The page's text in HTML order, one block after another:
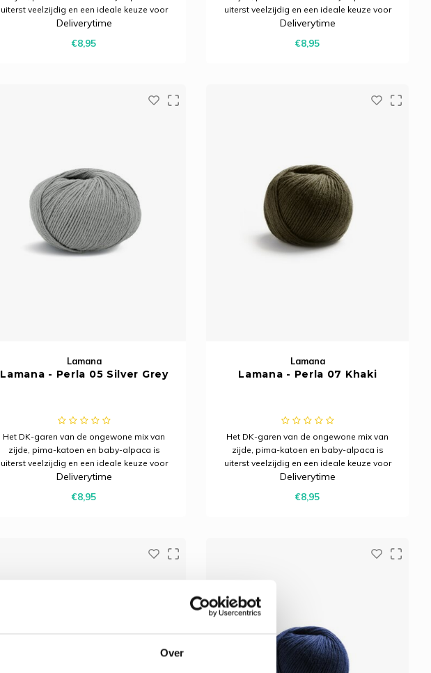
Over
uiterst veelzijdig en een ideale keuze voor
het hele jaar. Het wordt gekenmerkt door
uitstraling met een lichte glans.
Deliverytime
€8,95
uiterst veelzijdig en een ideale keuze voor
het hele jaar. Het wordt gekenmerkt door
uitstraling met een lichte glans.
Deliverytime
€8,95
Lamana
Lamana - Perla 05 Silver Grey
Het DK-garen van de ongewone mix van
zijde, pima-katoen en baby-alpaca is
uiterst veelzijdig en een ideale keuze voor
het hele jaar. Het wordt gekenmerkt door
uitstraling met een lichte glans.
Deliverytime
€8,95
Lamana
Lamana - Perla 07 Khaki
Het DK-garen van de ongewone mix van
zijde, pima-katoen en baby-alpaca is
uiterst veelzijdig en een ideale keuze voor
het hele jaar. Het wordt gekenmerkt door
uitstraling met een lichte glans.
Deliverytime
€8,95